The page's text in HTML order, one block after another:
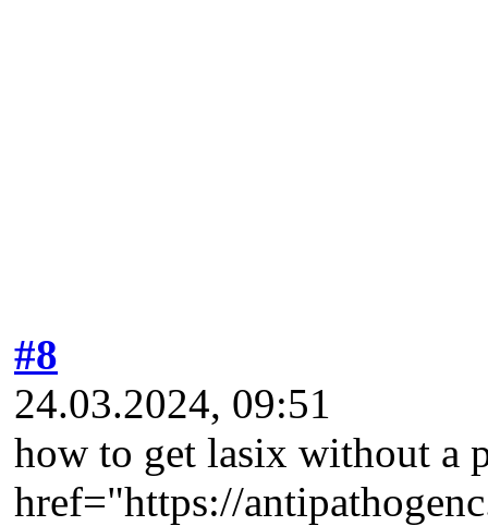
#8
24.03.2024, 09:51
how to get lasix without a
href="https://